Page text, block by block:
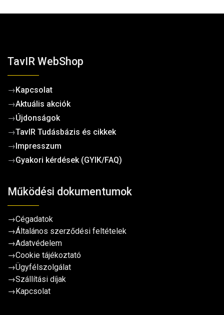
TavIR WebShop
→Kapcsolat
→Aktuális akciók
→Újdonságok
→TavIR Tudásbázis és cikkek
→Impresszum
→Gyakori kérdések (GYIK/FAQ)
Működési dokumentumok
→Cégadatok
→Általános szerződési feltételek
→Adatvédelem
→Cookie tájékoztató
→Ügyfélszolgálat
→Szállítási díjak
→Kapcsolat